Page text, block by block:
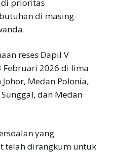
prioritas
di masing-
reses Dapil V
Februari 2026 di lima
Medan Polonia,
dan Medan
yang
telah dirangkum untuk